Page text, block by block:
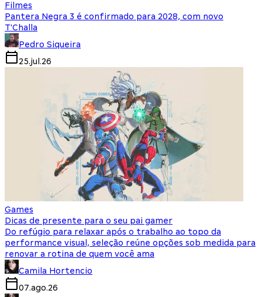
Filmes
Pantera Negra 3 é confirmado para 2028, com novo
T'Challa
Pedro Siqueira
25.jul.26
Games
Dicas de presente para o seu pai gamer
Do refúgio para relaxar após o trabalho ao topo da
performance visual, seleção reúne opções sob medida para
renovar a rotina de quem você ama
Camila Hortencio
07.ago.26